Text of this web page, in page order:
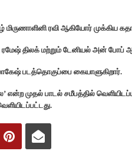
மிருணாளினி ரவி ஆகியோர் முக்கிய
திலக் மற்றும் டேனியல் அன் போப்
படத்தொகுப்பை கையாளுகிறார்.
முதல் பாடல் சமீபத்தில்